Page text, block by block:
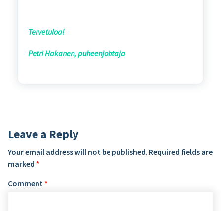
Tervetuloa!
Petri Hakanen, puheenjohtaja
Leave a Reply
Your email address will not be published. Required fields are
marked *
Comment *